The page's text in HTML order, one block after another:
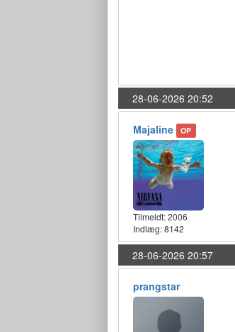
28-06-2026 20:52
Majaline OP
Tilmeldt:2006
Indlæg: 8142
28-06-2026 20:57
prangstar